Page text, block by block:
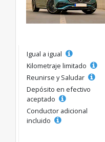
Igual a igual
Kilometraje limitado
Reunirse y Saludar
Depósito en efectivo
aceptado
Conductor adicional
incluido